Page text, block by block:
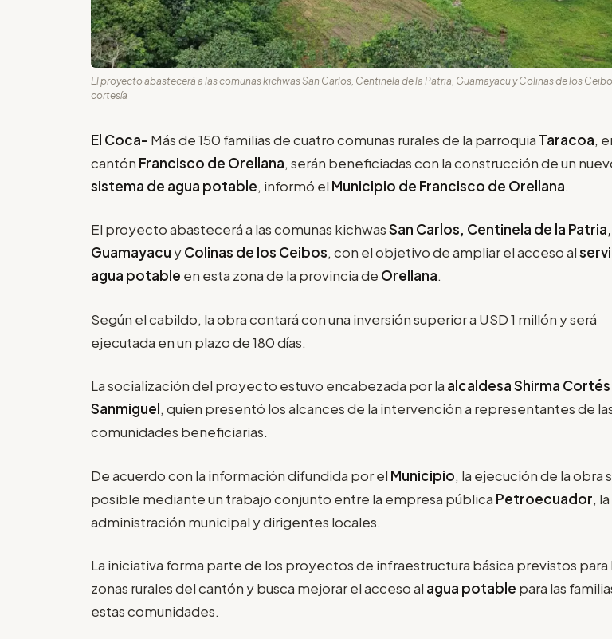
El proyecto abastecerá a las comunas kichwas San Carlos, Centinela de la Patria, Guamayacu y Colinas de los
cortesía
El Coca- Más de 150 familias de cuatro comunas rurales de la parroquia Taracoa,
cantón Francisco de Orellana, serán beneficiadas con la construcción de un
sistema de agua potable, informó el Municipio de Francisco de Orellana.
El proyecto abastecerá a las comunas kichwasSan Carlos, Centinela de la Patria,
Guamayacu yColinas de los Ceibos, con el objetivo de ampliar el acceso al
agua potable en esta zona de la provincia de Orellana.
Según el cabildo, la obra contará con una inversión superior a USD 1 millón y será
ejecutada en un plazo de 180 días.
La socialización del proyecto estuvo encabezada por la alcaldesa Shirma Cortés
Sanmiguel, quien presentó los alcances de la intervención a representantes de
comunidades beneficiarias.
De acuerdo con la información difundida por el Municipio, la ejecución de la obra
posible mediante un trabajo conjunto entre la empresa pública Petroecuador, la
administración municipal y dirigentes locales.
La iniciativa forma parte de los proyectos de infraestructura básica previstos para
zonas rurales del cantón y busca mejorar el acceso al agua potable para las
estas comunidades.